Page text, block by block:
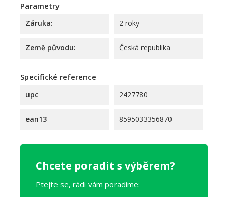
Parametry
Záruka: 2 roky
Země původu: Česká republika
Specifické reference
upc 2427780
ean13 8595033356870
Chcete poradit s výběrem?
Ptejte se, rádi vám poradíme: